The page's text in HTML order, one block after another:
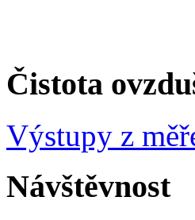
Čistota
Výstupy z
Návštěvnost